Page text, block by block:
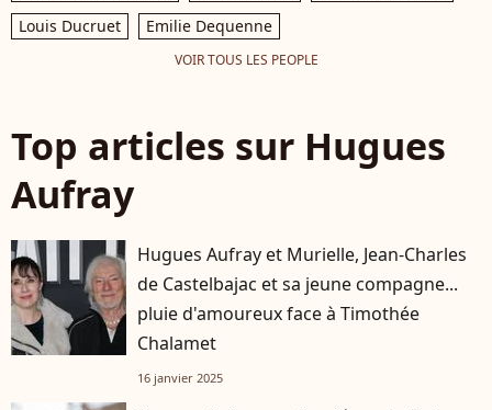
Louis Ducruet
Emilie Dequenne
VOIR TOUS LES PEOPLE
Top articles sur Hugues
Aufray
Hugues Aufray et Murielle, Jean-Charles
de Castelbajac et sa jeune compagne...
pluie d'amoureux face à Timothée
Chalamet
16 janvier 2025